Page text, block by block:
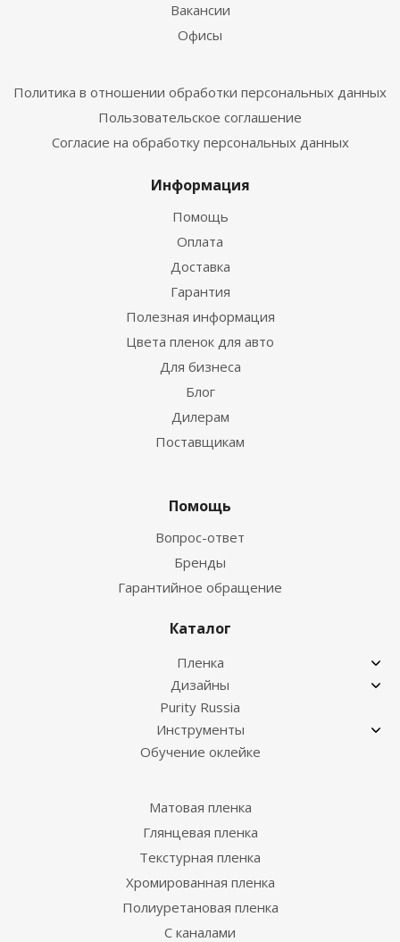
Вакансии
Офисы
Политика в отношении обработки персональных данных
Пользовательское соглашение
Согласие на обработку персональных данных
Информация
Помощь
Оплата
Доставка
Гарантия
Полезная информация
Цвета пленок для авто
Для бизнеса
Блог
Дилерам
Поставщикам
Помощь
Вопрос-ответ
Бренды
Гарантийное обращение
Каталог
Пленка
Дизайны
Purity Russia
Инструменты
Обучение оклейке
Матовая пленка
Глянцевая пленка
Текстурная пленка
Хромированная пленка
Полиуретановая пленка
С каналами